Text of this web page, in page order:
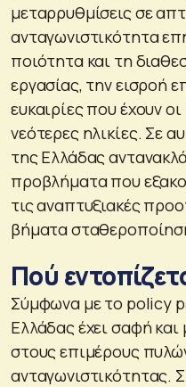
μεταρρυθμίσεις σε
ανταγωνιστικότητα
ποιότητα και τη
εργασίας, την εισροή
ευκαιρίες που έχουν οι
νεότερες ηλικίες. Σε
της Ελλάδας
προβλήματα που
τις αναπτυξιακές
βήματα
Πού
Σύμφωνα με το policy
Ελλάδας έχει σαφή
στους επιμέρους
ανταγωνιστικότητας.